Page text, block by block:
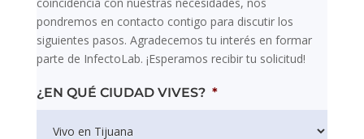
pondremos en contacto contigo para discutir los
siguientes pasos. Agradecemos tu interés en formar
parte de InfectoLab. ¡Esperamos recibir tu solicitud!
¿EN QUÉ CIUDAD VIVES? *